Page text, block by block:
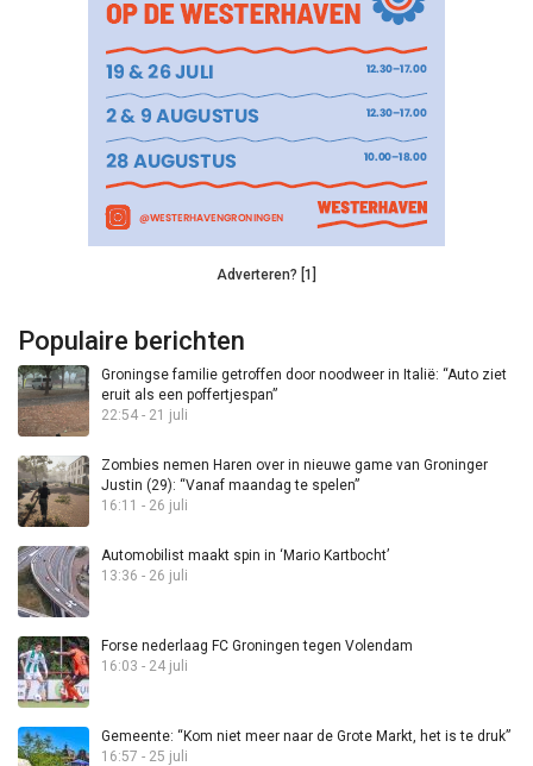
Adverteren? [1]
Populaire berichten
Groningse familie getroffen door noodweer in Italië: “Auto ziet
eruit als een poffertjespan”
22:54 - 21 juli
Zombies nemen Haren over in nieuwe game van Groninger
Justin (29): “Vanaf maandag te spelen”
16:11 - 26 juli
Automobilist maakt spin in ‘Mario Kartbocht’
13:36 - 26 juli
Forse nederlaag FC Groningen tegen Volendam
16:03 - 24 juli
Gemeente: “Kom niet meer naar de Grote Markt, het is te druk”
16:57 - 25 juli